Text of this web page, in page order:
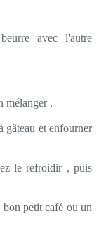
avec l'autre
mélanger .
gâteau et enfourner
le refroidir , puis
bon petit café ou un